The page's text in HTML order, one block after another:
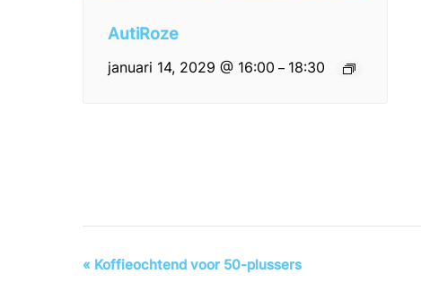
AutiRoze
januari 14, 2029 @ 16:00 – 18:30
Evenement
« Koffieochtend voor 50-plussers